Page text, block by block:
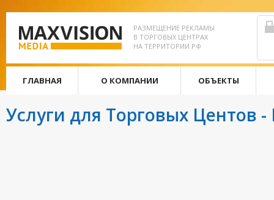
РАЗМЕЩЕНИЕ РЕКЛАМЫ
В ТОРГОВЫХ ЦЕНТРАХ
НА ТЕРРИТОРИИ РФ
ГЛАВНАЯ О КОМПАНИИ ОБЪЕКТЫ
Услуги для Торговых Центов